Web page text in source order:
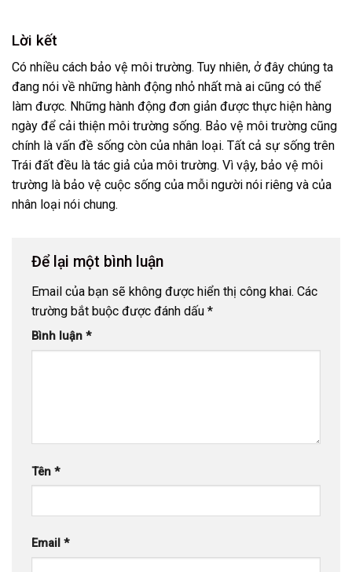
Lời kết
Có nhiều cách bảo vệ môi trường. Tuy nhiên, ở đây chúng ta
đang nói về những hành động nhỏ nhất mà ai cũng có thể
làm được. Những hành động đơn giản được thực hiện hàng
ngày để cải thiện môi trường sống. Bảo vệ môi trường cũng
chính là vấn đề sống còn của nhân loại. Tất cả sự sống trên
Trái đất đều là tác giả của môi trường. Vì vậy, bảo vệ môi
trường là bảo vệ cuộc sống của mỗi người nói riêng và của
nhân loại nói chung.
Để lại một bình luận
Email của bạn sẽ không được hiển thị công khai. Các
trường bắt buộc được đánh dấu *
Bình luận *
Tên *
Email *